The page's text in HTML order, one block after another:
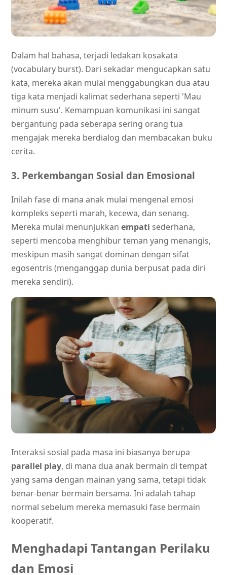
Dalam hal bahasa, terjadi ledakan kosakata
(vocabulary burst). Dari sekadar mengucapkan satu
kata, mereka akan mulai menggabungkan dua atau
tiga kata menjadi kalimat sederhana seperti 'Mau
minum susu'. Kemampuan komunikasi ini sangat
bergantung pada seberapa sering orang tua
mengajak mereka berdialog dan membacakan buku
cerita.
3. Perkembangan Sosial dan Emosional
Inilah fase di mana anak mulai mengenal emosi
kompleks seperti marah, kecewa, dan senang.
Mereka mulai menunjukkan empati sederhana,
seperti mencoba menghibur teman yang menangis,
meskipun masih sangat dominan dengan sifat
egosentris (menganggap dunia berpusat pada diri
mereka sendiri).
Interaksi sosial pada masa ini biasanya berupa
parallel play, di mana dua anak bermain di tempat
yang sama dengan mainan yang sama, tetapi tidak
benar-benar bermain bersama. Ini adalah tahap
normal sebelum mereka memasuki fase bermain
kooperatif.
Menghadapi Tantangan Perilaku
dan Emosi